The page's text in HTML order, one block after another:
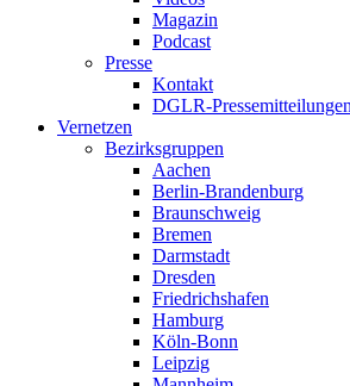
Magazin
Podcast
Presse
Kontakt
DGLR-
Vernetzen
Bezirksgruppen
Aachen
Berlin-Brandenburg
Braunschweig
Bremen
Darmstadt
Dresden
Friedrichshafen
Hamburg
Köln-Bonn
Leipzig